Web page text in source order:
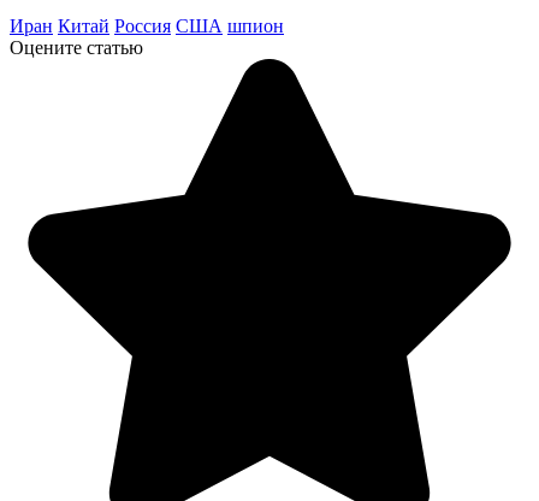
Иран Китай Россия США шпион
Оцените статью